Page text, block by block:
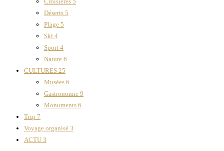
Déserts 5
Plage 5
Ski 4
Sport 4
Nature 6
CULTURES 25
Musées 6
Gastronomie 9
Monuments 6
Trip 7
Voyage organisé 3
ACTU 3